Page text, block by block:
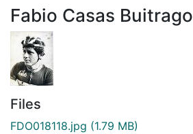
Fabio Casas Buitrago
Files
FDO018118.jpg (1.79 MB)